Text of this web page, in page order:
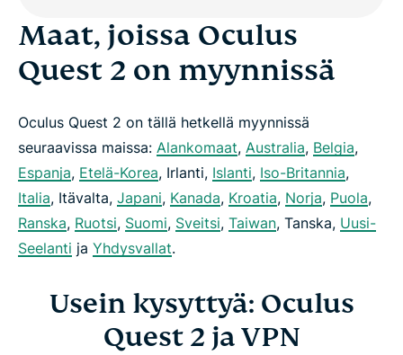
Maat, joissa Oculus
Quest 2 on myynnissä
Oculus Quest 2 on tällä hetkellä myynnissä
seuraavissa maissa: Alankomaat, Australia, Belgia,
Espanja, Etelä-Korea, Irlanti, Islanti, Iso-Britannia,
Italia, Itävalta, Japani, Kanada, Kroatia, Norja, Puola,
Ranska, Ruotsi, Suomi, Sveitsi, Taiwan, Tanska, Uusi-
Seelanti ja Yhdysvallat.
Usein kysyttyä: Oculus
Quest 2 ja VPN